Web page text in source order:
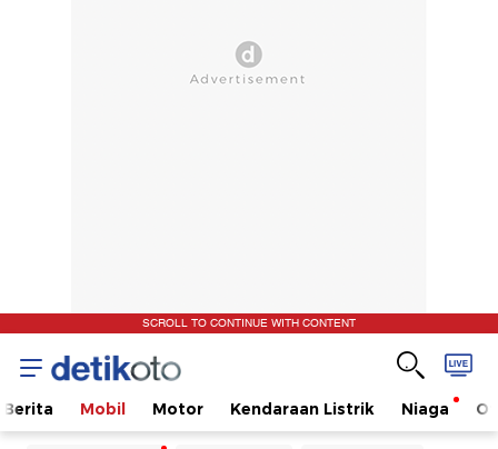
SCROLL TO CONTINUE WITH CONTENT
Berita Mobil Motor Kendaraan Listrik Niaga